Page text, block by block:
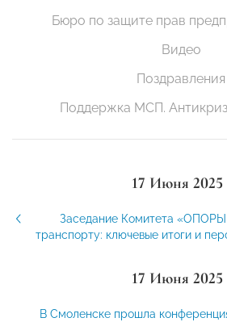
Бюро по защите прав
Видео
Поздравления
Поддержка МСП.
17 Июня 2025
Заседание Комитета
транспорту: ключевые итоги и
17 Июня 2025
В Смоленске прошла